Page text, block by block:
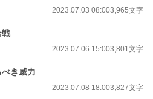
2023.07.03 08:003,965文字
2023.07.06 15:003,801文字
き威力
2023.07.08 18:003,827文字